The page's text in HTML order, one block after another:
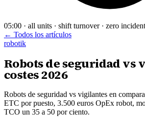
05:00 · all units · shift turnover · zero
← Todos los artículos
robotik
Robots de seguridad vs
costes 2026
Robots de seguridad vs vigilantes en
ETC por puesto, 3.500 euros OpEx robot,
TCO un 35 a 50 por ciento.